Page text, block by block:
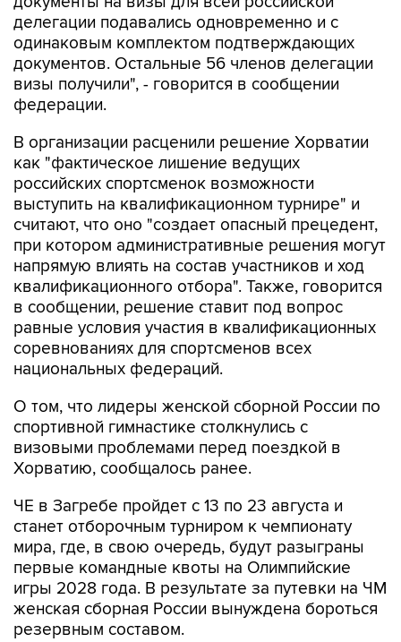
делегации подавались одновременно и с
одинаковым комплектом подтверждающих
документов. Остальные 56 членов делегации
визы получили", - говорится в сообщении
федерации.
В организации расценили решение Хорватии
как "фактическое лишение ведущих
российских спортсменок возможности
выступить на квалификационном турнире" и
считают, что оно "создает опасный прецедент,
при котором административные решения могут
напрямую влиять на состав участников и ход
квалификационного отбора". Также, говорится
в сообщении, решение ставит под вопрос
равные условия участия в квалификационных
соревнованиях для спортсменов всех
национальных федераций.
О том, что лидеры женской сборной России по
спортивной гимнастике столкнулись с
визовыми проблемами перед поездкой в
Хорватию, сообщалось ранее.
ЧЕ в Загребе пройдет с 13 по 23 августа и
станет отборочным турниром к чемпионату
мира, где, в свою очередь, будут разыграны
первые командные квоты на Олимпийские
игры 2028 года. В результате за путевки на ЧМ
женская сборная России вынуждена бороться
резервным составом.